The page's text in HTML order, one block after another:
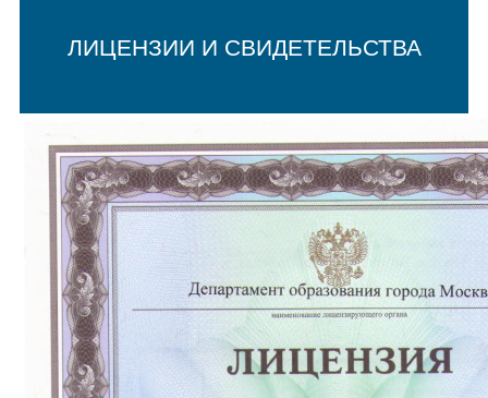
ЛИЦЕНЗИИ И СВИДЕТЕЛЬСТВА